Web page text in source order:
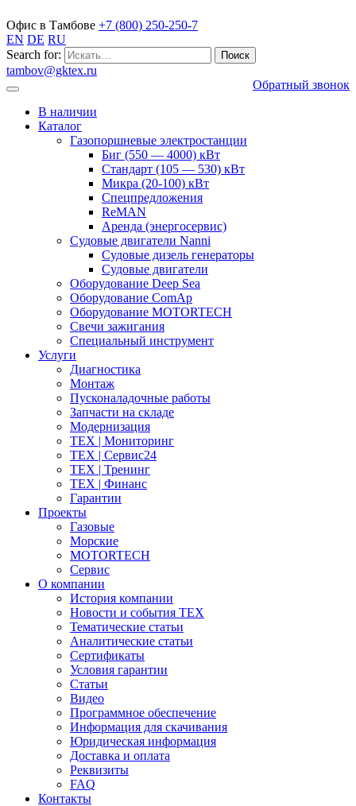
Офис в Тамбове +7 (800) 250-250-7
EN DE RU
Search for:
tambov@gktex.ru
Обратный звонок
В наличии
Каталог
Газопоршневые электростанции
Биг (550 — 4000) кВт
Стандарт (105 — 530) кВт
Микра (20-100) кВт
Спецпредложения
ReMAN
Аренда (энергосервис)
Судовые двигатели Nanni
Судовые дизель генераторы
Судовые двигатели
Оборудование Deep Sea
Оборудование ComAp
Оборудование MOTORTECH
Свечи зажигания
Специальный инструмент
Услуги
Диагностика
Монтаж
Пусконаладочные работы
Запчасти на складе
Модернизация
ТЕХ | Мониторинг
ТЕХ | Сервис24
ТЕХ | Тренинг
ТЕХ | Финанс
Гарантии
Проекты
Газовые
Морские
MOTORTECH
Сервис
О компании
История компании
Новости и события ТЕХ
Тематические статьи
Аналитические статьи
Сертификаты
Условия гарантии
Статьи
Видео
Программное обеспечение
Информация для скачивания
Юридическая информация
Доставка и оплата
Реквизиты
FAQ
Контакты